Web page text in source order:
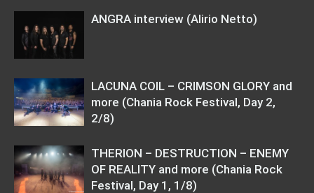
ANGRA interview (Alirio Netto)
LACUNA COIL – CRIMSON GLORY and
more (Chania Rock Festival, Day 2,
2/8)
THERION – DESTRUCTION – ENEMY
OF REALITY and more (Chania Rock
Festival, Day 1, 1/8)